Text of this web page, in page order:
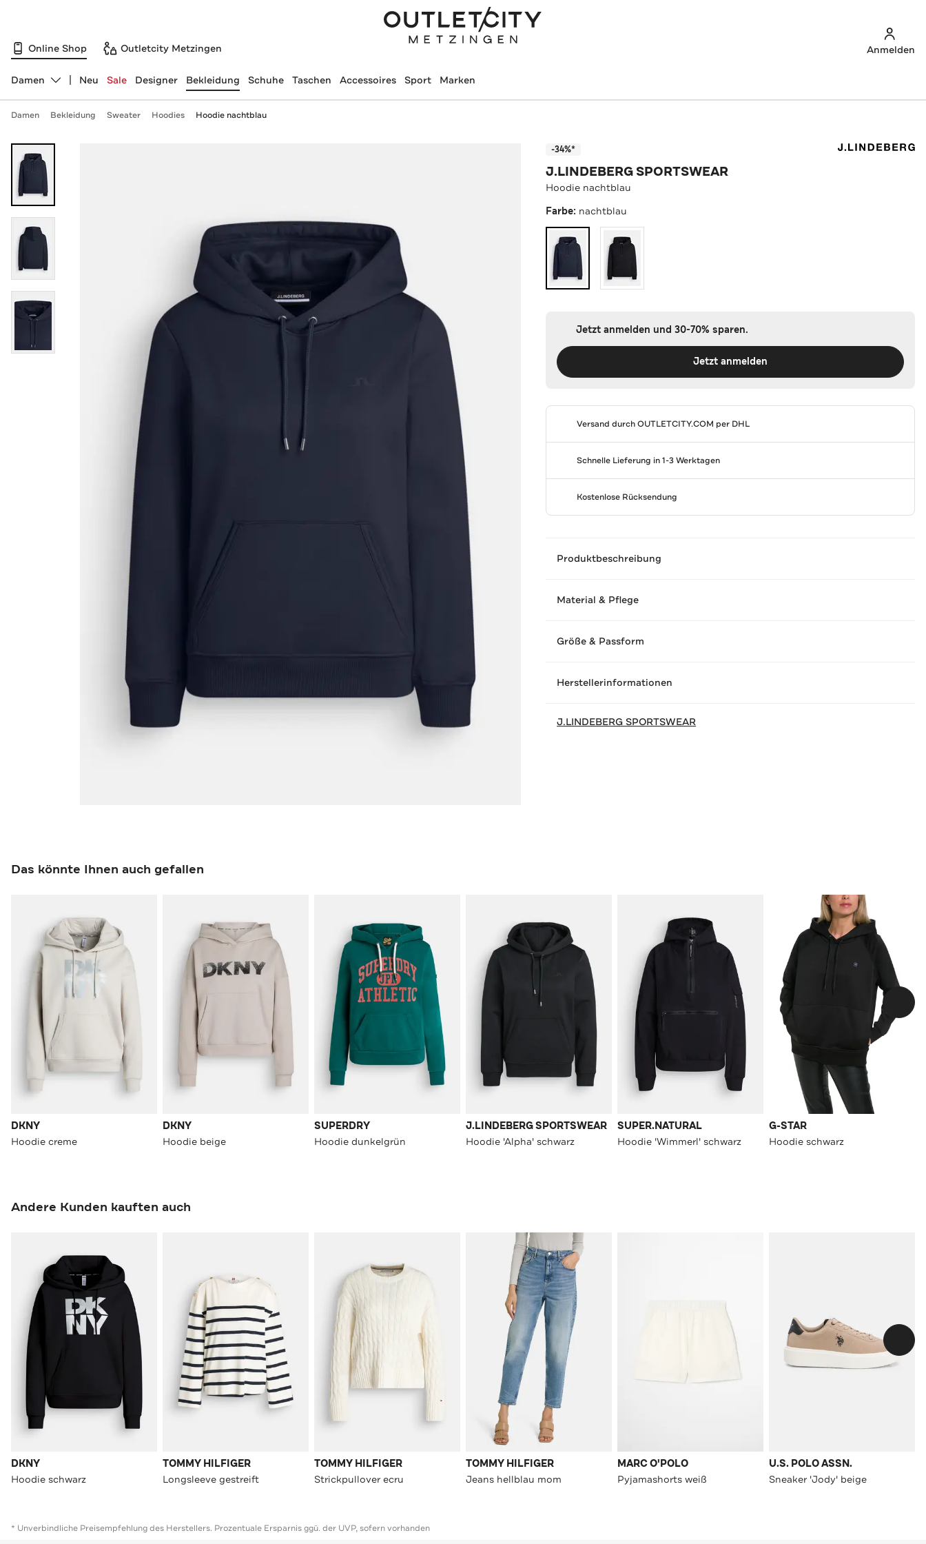
Online Shop Outletcity Metzingen Anmelden
Abteilung ändern, ausgewählt:
Damen Neu Sale Designer Bekleidung Schuhe Taschen Accessoires Sport Marken
Damen Bekleidung Sweater Hoodies Hoodie nachtblau
-34%*
J.LINDEBERG SPORTSWEAR
Hoodie nachtblau
Farbe: nachtblau
Jetzt anmelden und 30-70% sparen.
Jetzt anmelden
Versand durchOUTLETCITY.COM per DHL
Schnelle Lieferung in 1-3 Werktagen
Kostenlose Rücksendung
Produktbeschreibung
Material & Pflege
Größe & Passform
Herstellerinformationen
J.LINDEBERG SPORTSWEAR
Das könnte Ihnen auch gefallen
DKNY
Hoodie creme
DKNY
Hoodie beige
SUPERDRY
Hoodie dunkelgrün
J.LINDEBERG SPORTSWEAR
Hoodie 'Alpha' schwarz
SUPER.NATURAL
Hoodie 'Wimmerl' schwarz
G-STAR
Hoodie schwarz
Andere Kunden kauften auch
DKNY
Hoodie schwarz
TOMMY HILFIGER
Longsleeve gestreift
TOMMY HILFIGER
Strickpullover ecru
TOMMY HILFIGER
Jeans hellblau mom
MARC O'POLO
Pyjamashorts weiß
U.S. POLO ASSN.
Sneaker 'Jody' beige
* Unverbindliche Preisempfehlung des Herstellers. Prozentuale Ersparnis ggü. der UVP, sofern vorhanden